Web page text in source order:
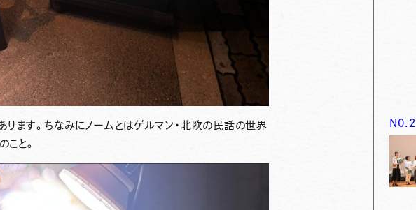
ます。ちなみにノームとはゲルマン・北欧の民話の世界
と。
N0. 2